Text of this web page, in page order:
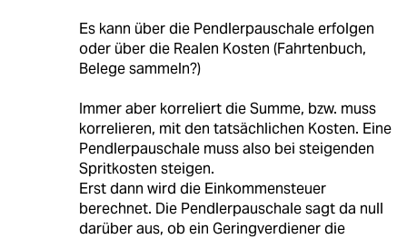
Es kann über die Pendlerpauschale erfolgen
oder über die Realen Kosten (Fahrtenbuch,
Belege sammeln?)
Immer aber korreliert die Summe, bzw. muss
korrelieren, mit den tatsächlichen Kosten. Eine
Pendlerpauschale muss also bei steigenden
Spritkosten steigen.
Erst dann wird die Einkommensteuer
berechnet. Die Pendlerpauschale sagt da null
darüber aus, ob ein Geringverdiener die